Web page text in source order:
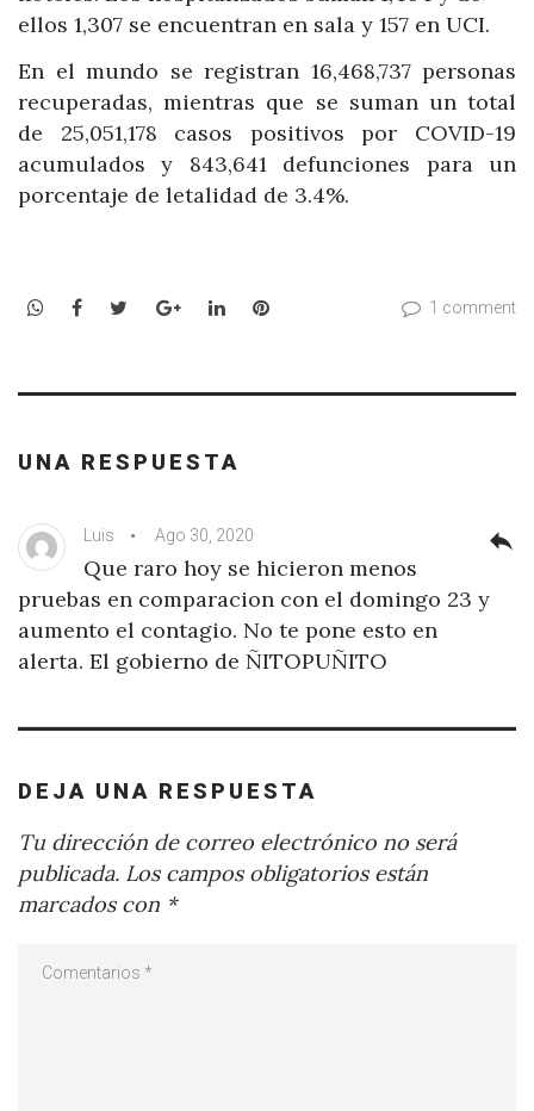
ellos 1,307 se encuentran en sala y 157 en UCI.
En el mundo se registran 16,468,737 personas
recuperadas, mientras que se suman un total
de 25,051,178 casos positivos por COVID-19
acumulados y 843,641 defunciones para un
porcentaje de letalidad de 3.4%.
WhatsApp
Facebook
TwitterGoogle+LinkedInPinterest 1 comment
UNA RESPUESTA
Luis Ago 30, 2020
Que raro hoy se hicieron menos
pruebas en comparacion con el domingo 23 y
aumento el contagio. No te pone esto en
alerta. El gobierno de ÑITOPUÑITO
reply
DEJA UNA RESPUESTA
Tu dirección de correo electrónico no será
publicada. Los campos obligatorios están
marcados con *